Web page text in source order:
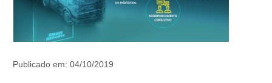
Publicado em: 04/10/2019